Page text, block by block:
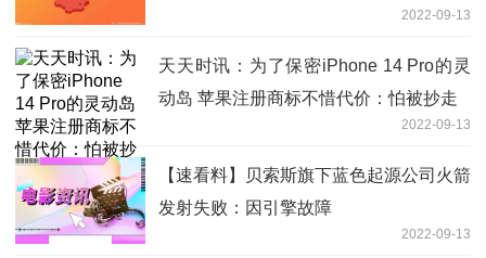
2022-09-13
天天时讯：为了保密iPhone 14 Pro的灵
动岛 苹果注册商标不惜代价：怕被抄走
2022-09-13
【速看料】贝索斯旗下蓝色起源公司火箭
发射失败：因引擎故障
2022-09-13